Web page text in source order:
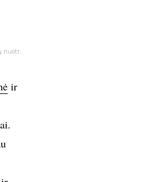
nuotr.
ir